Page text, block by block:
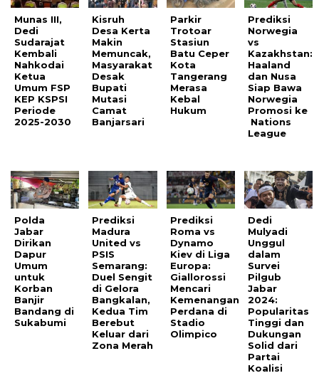
Munas III,
Dedi
Sudarajat
Kembali
Nahkodai
Ketua
Umum FSP
KEP KSPSI
Periode
2025-2030
Kisruh
Desa Kerta
Makin
Memuncak,
Masyarakat
Desak
Bupati
Mutasi
Camat
Banjarsari
Parkir
Trotoar
Stasiun
Batu Ceper
Kota
Tangerang
Merasa
Kebal
Hukum
Prediksi
Norwegia
vs
Kazakhstan:
Haaland
dan Nusa
Siap Bawa
Norwegia
Promosi ke
Nations
League
Polda
Jabar
Dirikan
Dapur
Umum
untuk
Korban
Banjir
Bandang di
Sukabumi
Prediksi
Madura
United vs
PSIS
Semarang:
Duel Sengit
di Gelora
Bangkalan,
Kedua Tim
Berebut
Keluar dari
Zona Merah
Prediksi
Roma vs
Dynamo
Kiev di Liga
Europa:
Giallorossi
Mencari
Kemenangan
Perdana di
Stadio
Olimpico
Dedi
Mulyadi
Unggul
dalam
Survei
Pilgub
Jabar
2024:
Popularitas
Tinggi dan
Dukungan
Solid dari
Partai
Koalisi